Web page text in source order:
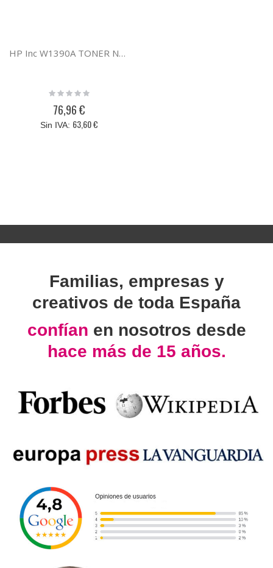
HP Inc W1390A TONER NEGRO HP 139A
Rating:
76,96 €
63,60 €
Familias, empresas y
creativos de toda España
confían en nosotros desde
hace más de 15 años.